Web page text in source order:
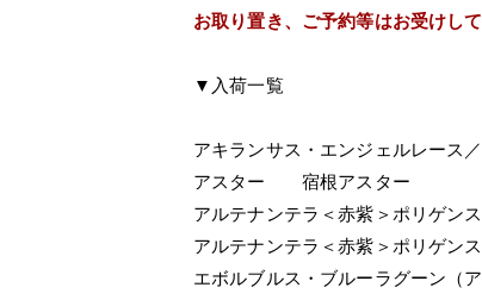
お取り置き、ご予約等はお受けし
▼入荷一覧
アキランサス・エンジェルレース
アスター 宿根アスター
アルテナンテラ＜赤紫＞ポリゲンス
アルテナンテラ＜赤紫＞ポリゲンス
エボルブルス・ブルーラグーン（